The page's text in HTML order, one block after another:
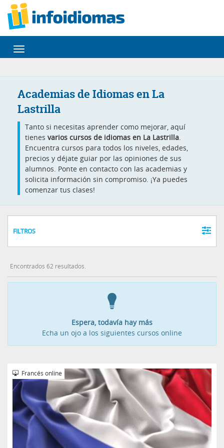
Desplegar
navegación
Academias de Idiomas en La
Lastrilla
Tanto si necesitas aprender como mejorar, aquí
tienes varios cursos de idiomas en La Lastrilla.
Encuentra cursos para todos los niveles, edades,
precios y déjate guiar por las opiniones de sus
alumnos. Ponte en contacto con las academias y
solicita información sin compromiso. ¡Ya puedes
comenzar tus clases!
FILTROS
Encontrados 62 resultados.
Espera, todavía hay más
Echa un ojo a los siguientes cursos online
Francés online